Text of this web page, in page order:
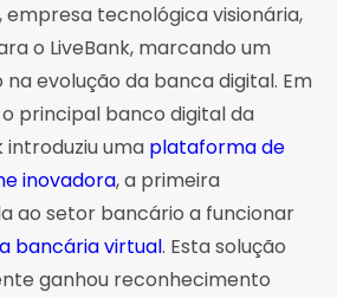
, empresa tecnológica visionária,
o LiveBank, marcando um
evolução da banca digital. Em
principal banco digital da
introduziu uma plataforma de
inovadora, a primeira
ao setor bancário a funcionar
bancária virtual. Esta solução
ganhou reconhecimento